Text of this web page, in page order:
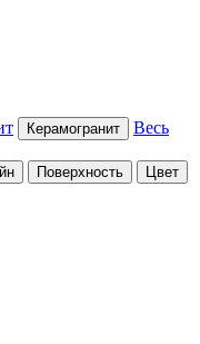
Керамогранит
Весь
Поверхность
Цвет